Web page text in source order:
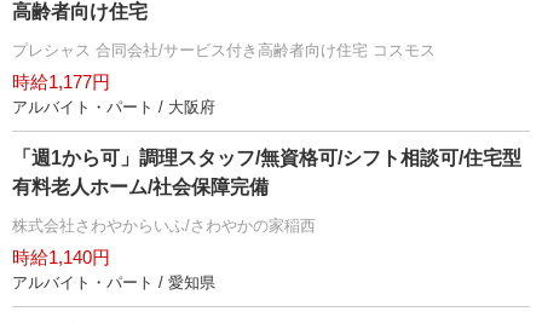
高齢者向け住宅
プレシャス 合同会社/サービス付き高齢者向け住宅 コスモス
時給1,177円
アルバイト・パート / 大阪府
「週1から可」調理スタッフ/無資格可/シフト相談可/住宅型
有料老人ホーム/社会保障完備
株式会社さわやからいふ/さわやかの家稲西
時給1,140円
アルバイト・パート / 愛知県